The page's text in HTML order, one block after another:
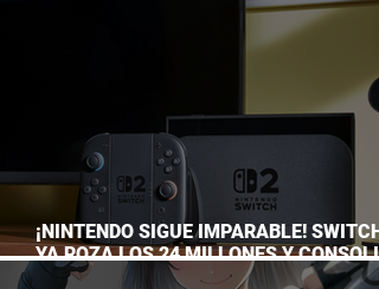
¡NINTENDO SIGUE IMPARABLE! SWITCH
YA ROZA LOS 24 MILLONES Y
EL DOMINIO DE LA GRAN N